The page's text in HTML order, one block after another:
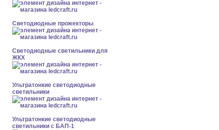
Светодиодные прожекторы
Светодиодные светильники для
ЖКХ
Ультратонкие светодиодные
светильники
Ультратонкие светодиодные
светильники с БАП-1